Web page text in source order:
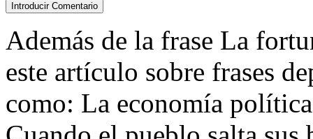
Además de la frase La
este artículo sobre frases
como: La economía